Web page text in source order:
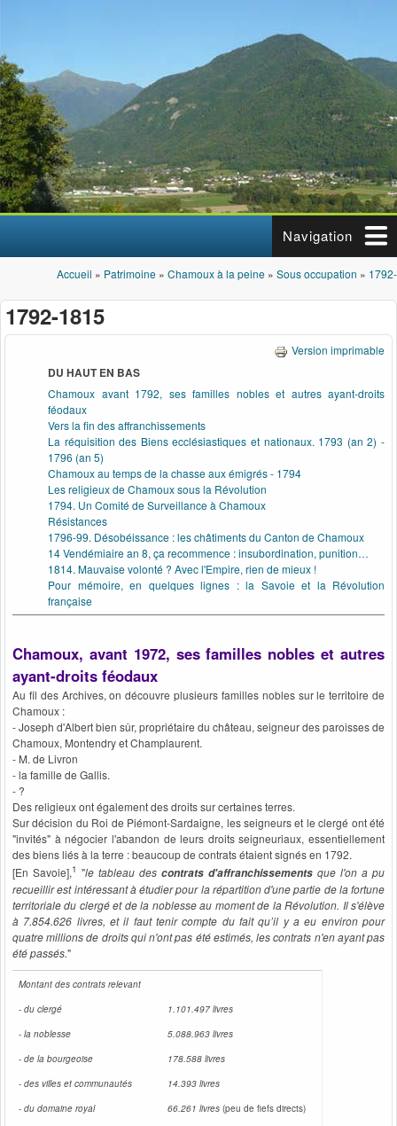
Navigation
Vous êtes ici
Accueil » Patrimoine » Chamoux à la peine » Sous occupation »
1792-1815
Version imprimable
DU HAUT EN BAS
Chamoux avant 1792, ses familles nobles et autres ayant-droits
féodaux
Vers la fin des affranchissements
La réquisition des Biens ecclésiastiques et nationaux. 1793 (an 2) -
1796 (an 5)
Chamoux au temps de la chasse aux émigrés - 1794
Les religieux de Chamoux sous la Révolution
1794. Un Comité de Surveillance à Chamoux
Résistances
1796-99. Désobéissance : les châtiments du Canton de Chamoux
14 Vendémiaire an 8, ça recommence : insubordination, punition…
1814. Mauvaise volonté ? Avec l'Empire, rien de mieux !
Pour mémoire, en quelques lignes : la Savoie et la Révolution
française
Chamoux, avant 1972, ses familles nobles et autres
ayant-droits féodaux
Au fil des Archives, on découvre plusieurs familles nobles sur le territoire de
Chamoux :
- Joseph d'Albert bien sûr, propriétaire du château, seigneur des paroisses de
Chamoux, Montendry et Champlaurent.
- M. de Livron
- la famille de Gallis.
- ?
Des religieux ont également des droits sur certaines terres.
Sur décision du Roi de Piémont-Sardaigne, les seigneurs et le clergé ont été
"invités" à négocier l'abandon de leurs droits seigneuriaux, essentiellement
des biens liés à la terre : beaucoup de contrats étaient signés en 1792.
[En Savoie],1 "le tableau des contrats d'affranchissements que l'on a pu
recueillir est intéressant à étudier pour la répartition d'une partie de la fortune
territoriale du clergé et de la noblesse au moment de la Révolution. Il s'élève
à 7.854.626 livres, et il faut tenir compte du fait qu’il y a eu environ pour
quatre millions de droits qui n'ont pas été estimés, les contrats n'en ayant pas
été passés."
Montant des contrats relevant
- du clergé
1.101.497 livres
- la noblesse
5.088.963 livres
- de la bourgeoise
178.588 livres
- des villes et communautés
14.393 livres
- du domaine royal
66.261 livres (peu de fiefs directs)